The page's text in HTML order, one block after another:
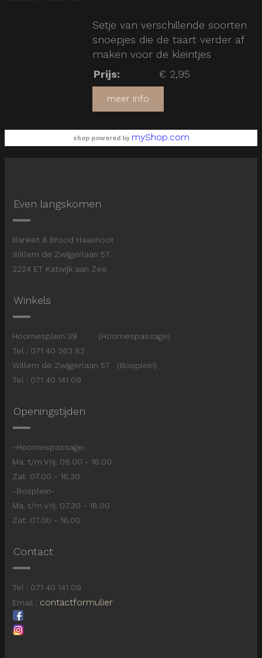
Setje van verschillende soorten
snoepjes die de taart verder af
maken voor de kleintjes
Prijs: € 2,95
meer info
shop powered by myShop.com
Even langskomen
Banket & Brood Haasnoot
Willem de Zwijgerlaan 57
2224 ET Katwijk aan Zee
Winkels
Hoornesplein 39 (Hoornespassage)
Tel : 071 40 263 82
Willem de Zwijgerlaan 57 (Bosplein)
Tel : 071 40 141 09
Openingstijden
-Hoornespassage-
Ma. t/m Vrij. 08.00 - 18.00
Zat. 07.00 - 16.30
-Bosplein-
Ma. t/m Vrij. 07.30 - 18.00
Zat. 07.00 - 16.00
Contact
Tel : 071 40 141 09
Email : contactformulier